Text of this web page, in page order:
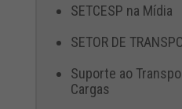
SETCESP na Mídia
SETOR DE
Suporte ao
Cargas